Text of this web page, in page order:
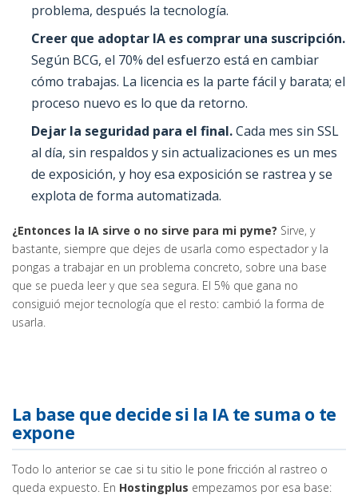
problema, después la tecnología.
Creer que adoptar IA es comprar una suscripción.
Según BCG, el 70% del esfuerzo está en cambiar
cómo trabajas. La licencia es la parte fácil y barata; el
proceso nuevo es lo que da retorno.
Dejar la seguridad para el final.Cada mes sin SSL
al día, sin respaldos y sin actualizaciones es un mes
de exposición, y hoy esa exposición se rastrea y se
explota de forma automatizada.
¿Entonces la IA sirve o no sirve para mi pyme? Sirve, y
bastante, siempre que dejes de usarla como espectador y la
pongas a trabajar en un problema concreto, sobre una base
que se pueda leer y que sea segura. El 5% que gana no
consiguió mejor tecnología que el resto: cambió la forma de
usarla.
La base que decide si la IA te suma o te
expone
Todo lo anterior se cae si tu sitio le pone fricción al rastreo o
queda expuesto. En Hostingplus empezamos por esa base: